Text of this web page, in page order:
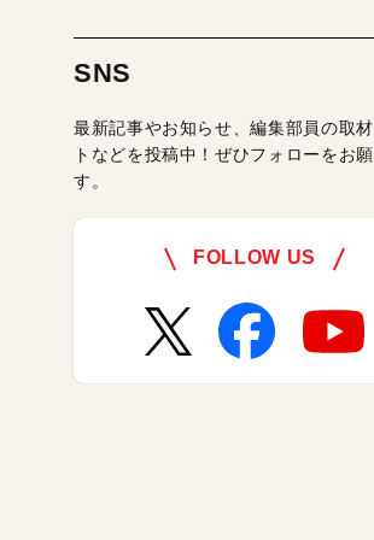
SNS
最新記事やお知らせ、編集部員の取
トなどを投稿中！ぜひフォローをお
す。
FOLLOW US